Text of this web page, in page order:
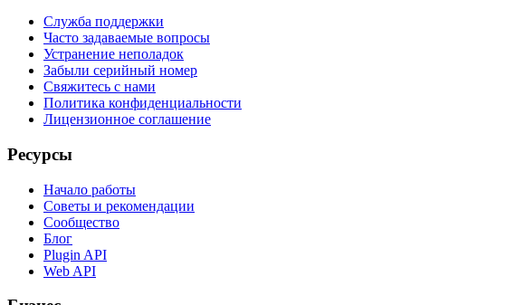
Служба поддержки
Часто задаваемые вопросы
Устранение неполадок
Забыли серийный номер
Свяжитесь с нами
Политика конфиденциальности
Лицензионное соглашение
Ресурсы
Начало работы
Советы и рекомендации
Сообщество
Блог
Plugin API
Web API